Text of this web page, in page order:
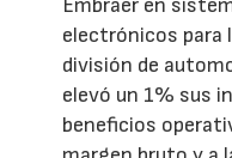
Embraer en
electrónicos para
división de
elevó un 1% sus
beneficios